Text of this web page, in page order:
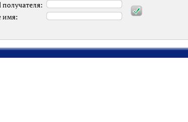
получателя:
имя: